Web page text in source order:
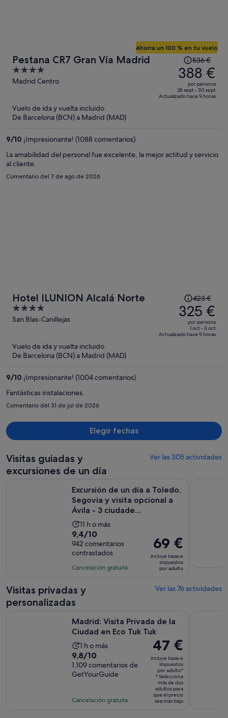
Pestana CR7 Gran Vía Madrid
4
out
Madrid Centro
Ahorra un 100 % en tu vuelo
El
precio
era
de
536 €,
por
536 €
388 €
por persona
28 sept - 30 sept
Actualizado hace 9 horas
Vuelo de ida y vuelta incluido
De Barcelona (BCN) a Madrid (MAD)
9/10 ¡Impresionante! (1088 comentarios)
La amabilidad del personal fue excelente, la mejor actitud y servicio
al cliente.
Comentario del 7 de ago de 2026
Hotel ILUNION Alcalá Norte
4
out
San Blas-Canillejas
El
precio
era
423 €,
423 €
325 €
por persona
1 oct - 3 oct
Actualizado hace 9 horas
Vuelo de ida y vuelta incluido
De Barcelona (BCN) a Madrid (MAD)
9/10 ¡Impresionante! (1004 comentarios)
Fantásticas instalaciones.
Comentario del 31 de jul de 2026
Elegir fechas
Visitas guiadas y
excursiones de un día
Ver las 305 actividades
Excursión de un día a Toledo,
Segovia y visita opcional a
Ávila - 3 ciudade...
La
duración
de
la
actividad
de
11 h o más
9.4
sobre
10
con
comentarios
9,4/10
942 comentarios
contrastados
Cancelación gratuita
El
precio
es
de
por
69 €
incluye tasas e
impuestos
por adulto
Visitas privadas y
personalizadas
Ver las 76 actividades
Madrid: Visita Privada de la
Ciudad en Eco Tuk Tuk
La
duración
de
la
es
1 h o más
9.8
sobre
10
1109
9,8/10
1.109 comentarios de
GetYourGuide
Cancelación gratuita
El
precio
es
de
47 €
por
adulto*
47 €
incluye tasas e
impuestos
por adulto*
* Selecciona
más de dos
adultos para
que el precio
sea más bajo